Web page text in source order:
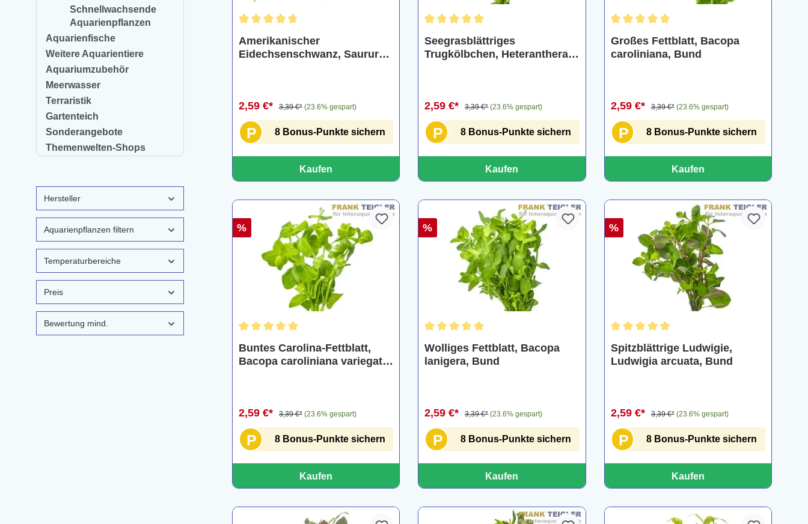
Schnellwachsende
Aquarienpflanzen
Aquarienfische
Weitere Aquarientiere
Aquariumzubehör
Meerwasser
Terraristik
Gartenteich
Sonderangebote
Themenwelten-Shops
Hersteller
Aquarienpflanzen filtern
Temperaturbereiche
Preis
Bewertung mind.
Amerikanischer
Eidechsenschwanz, Saururus
2,59 €* 3,39 €* (23.6% gespart)
P 8 Bonus-Punkte sichern
Kaufen
Seegrasblättriges
Trugkölbchen, Heteranthera
2,59 €* 3,39 €* (23.6% gespart)
P 8 Bonus-Punkte sichern
Kaufen
Großes Fettblatt, Bacopa
caroliniana, Bund
2,59 €* 3,39 €* (23.6% gespart)
P 8 Bonus-Punkte sichern
Kaufen
%
Buntes Carolina-Fettblatt,
Bacopa caroliniana variegata,
2,59 €* 3,39 €* (23.6% gespart)
P 8 Bonus-Punkte sichern
Kaufen
%
Wolliges Fettblatt, Bacopa
lanigera, Bund
2,59 €* 3,39 €* (23.6% gespart)
P 8 Bonus-Punkte sichern
Kaufen
%
Spitzblättrige Ludwigie,
Ludwigia arcuata, Bund
2,59 €* 3,39 €* (23.6% gespart)
P 8 Bonus-Punkte sichern
Kaufen